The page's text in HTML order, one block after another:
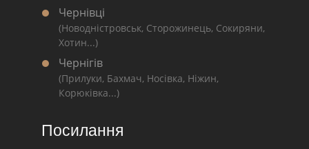
Чернівці
(Новодністровськ, Сторожинець, Сокиряни,
Хотин...)
Чернігів
(Прилуки, Бахмач, Носівка, Ніжин,
Корюківка...)
Посилання